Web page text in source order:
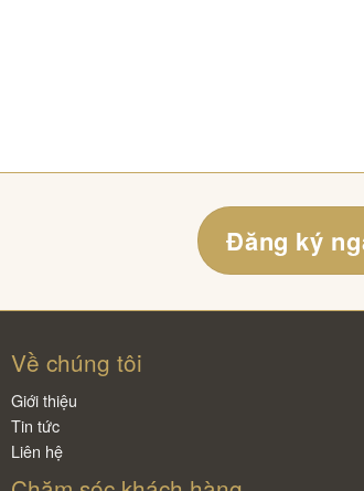
Đăng ký
Về chúng tôi
Giới thiệu
Tin tức
Liên hệ